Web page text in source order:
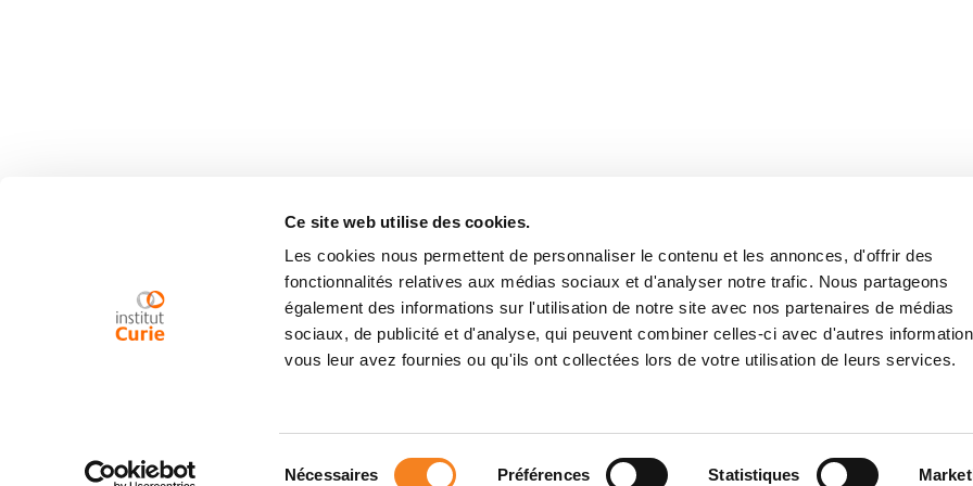
Ce site web utilise des cookies.
Les cookies nous permettent de personnaliser le contenu et les annonces, d'offrir des
fonctionnalités relatives aux médias sociaux et d'analyser notre trafic. Nous partageons
également des informations sur l'utilisation de notre site avec nos partenaires de médias
sociaux, de publicité et d'analyse, qui peuvent combiner celles-ci avec d'autres
vous leur avez fournies ou qu'ils ont collectées lors de votre utilisation de leurs services.
Nécessaires Préférences Statistiques
Mentions légales